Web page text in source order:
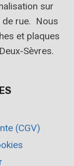
sur
de rue. Nous
et plaques
Sèvres.
(CGV)